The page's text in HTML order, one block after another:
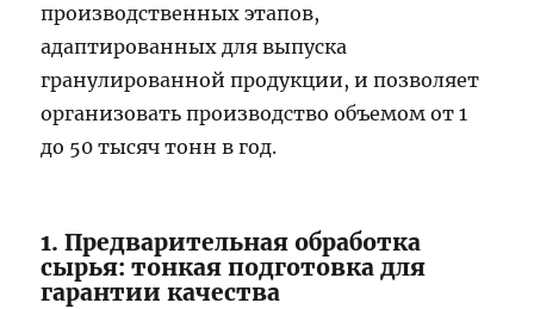
производственных этапов,
адаптированных для выпуска
гранулированной продукции, и позволяет
организовать производство объемом от 1
до 50 тысяч тонн в год.
1. Предварительная обработка
сырья: тонкая подготовка для
гарантии качества